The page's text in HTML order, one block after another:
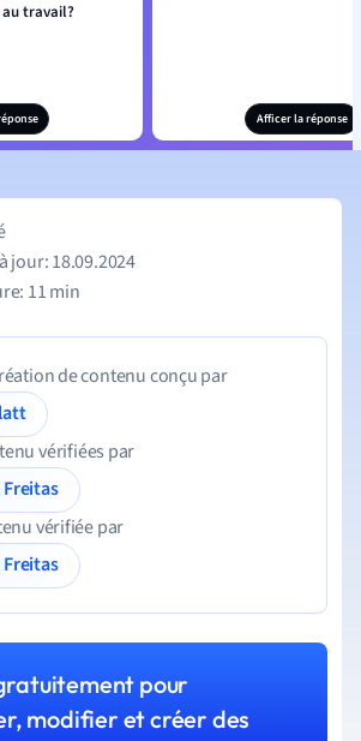
travail?
Afficer la réponse
jour: 18.09.2024
11 min
de contenu conçu par
vérifiées par
vérifiée par
pour
modifier et créer des